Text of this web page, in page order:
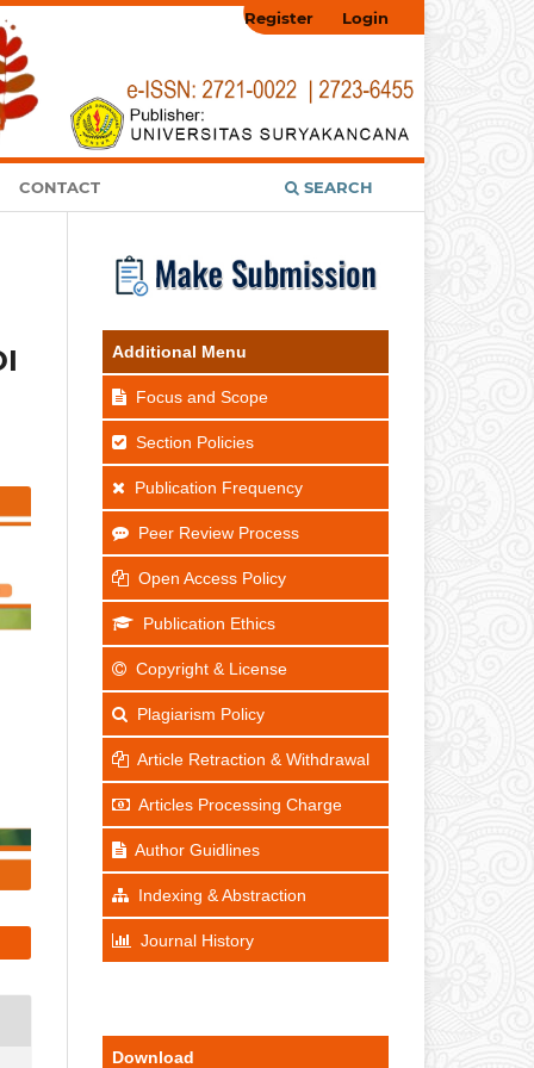
CONTACT SEARCH
Register Login
Additional Menu
Focus and Scope
Section Policies
Publication Frequency
Peer Review Process
Open Access Policy
Publication Ethics
Copyright & License
Plagiarism Policy
Article Retraction & Withdrawal
Articles Processing Charge
Author Guidlines
Indexing & Abstraction
Journal History
Download